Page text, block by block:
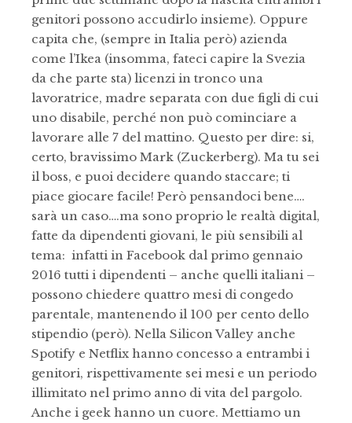
genitori possono accudirlo insieme). Oppure
capita che, (sempre in Italia però) azienda
come l’Ikea (insomma, fateci capire la Svezia
da che parte sta) licenzi in tronco una
lavoratrice, madre separata con due figli di cui
uno disabile, perché non può cominciare a
lavorare alle 7 del mattino. Questo per dire: si,
certo, bravissimo Mark (Zuckerberg). Ma tu sei
il boss, e puoi decidere quando staccare; ti
piace giocare facile! Però pensandoci bene….
sarà un caso….ma sono proprio le realtà digital,
fatte da dipendenti giovani, le più sensibili al
tema: infatti in Facebook dal primo gennaio
2016 tutti i dipendenti – anche quelli italiani –
possono chiedere quattro mesi di congedo
parentale, mantenendo il 100 per cento dello
stipendio (però). Nella Silicon Valley anche
Spotify e Netflix hanno concesso a entrambi i
genitori, rispettivamente sei mesi e un periodo
illimitato nel primo anno di vita del pargolo.
Anche i geek hanno un cuore. Mettiamo un